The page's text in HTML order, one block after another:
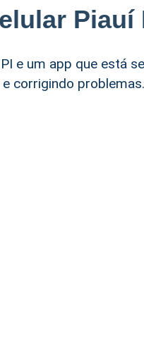
Piauí
e um app que está
corrigindo